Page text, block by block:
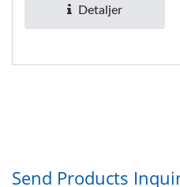
upp till...
Detaljer